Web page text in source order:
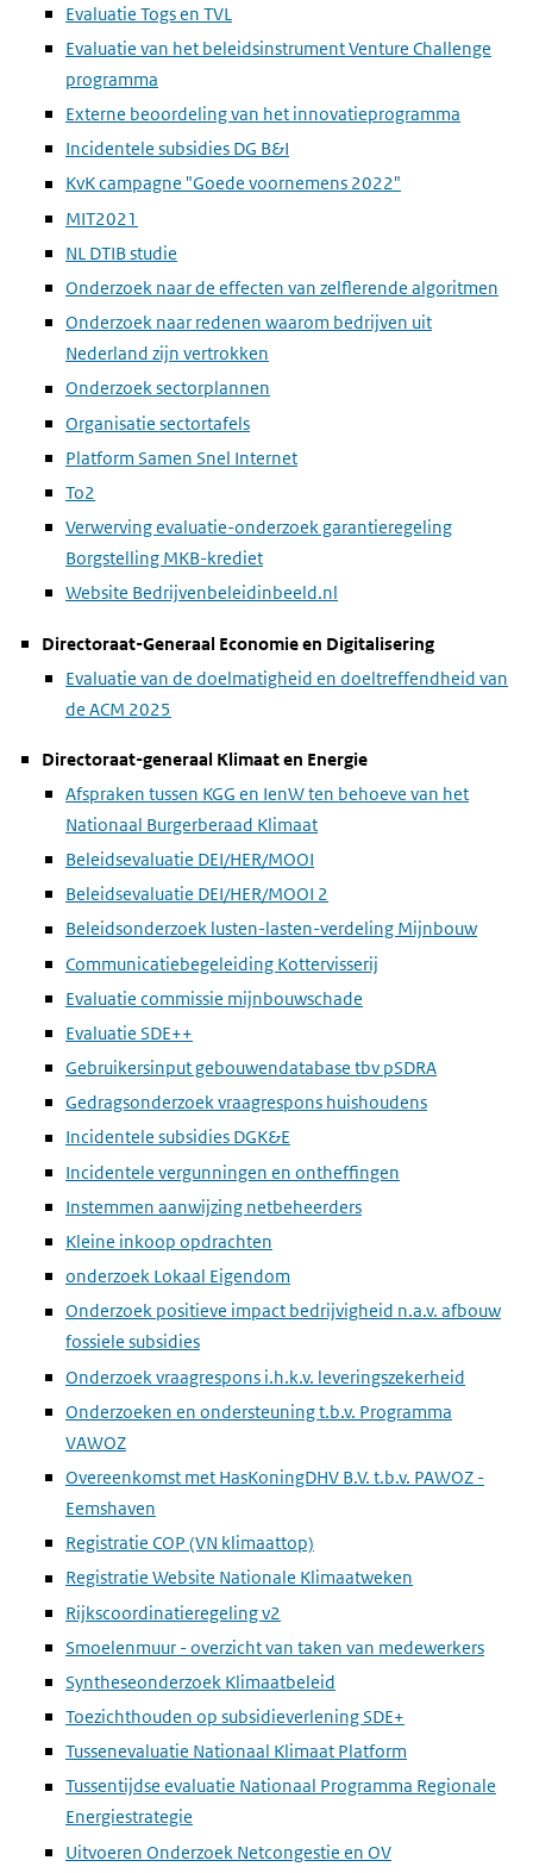
Evaluatie Togs en TVL
Evaluatie van het beleidsinstrument Venture Challenge
programma
Externe beoordeling van het innovatieprogramma
Incidentele subsidies DG B&I
KvK campagne "Goede voornemens 2022"
MIT2021
NL DTIB studie
Onderzoek naar de effecten van zelflerende algoritmen
Onderzoek naar redenen waarom bedrijven uit
Nederland zijn vertrokken
Onderzoek sectorplannen
Organisatie sectortafels
Platform Samen Snel Internet
To2
Verwerving evaluatie-onderzoek garantieregeling
Borgstelling MKB-krediet
Website Bedrijvenbeleidinbeeld.nl
Directoraat-Generaal Economie en Digitalisering
Evaluatie van de doelmatigheid en doeltreffendheid van
de ACM 2025
Directoraat-generaal Klimaat en Energie
Afspraken tussen KGG en IenW ten behoeve van het
Nationaal Burgerberaad Klimaat
Beleidsevaluatie DEI/HER/MOOI
Beleidsevaluatie DEI/HER/MOOI 2
Beleidsonderzoek lusten-lasten-verdeling Mijnbouw
Communicatiebegeleiding Kottervisserij
Evaluatie commissie mijnbouwschade
Evaluatie SDE++
Gebruikersinput gebouwendatabase tbv pSDRA
Gedragsonderzoek vraagrespons huishoudens
Incidentele subsidies DGK&E
Incidentele vergunningen en ontheffingen
Instemmen aanwijzing netbeheerders
Kleine inkoop opdrachten
onderzoek Lokaal Eigendom
Onderzoek positieve impact bedrijvigheid n.a.v. afbouw
fossiele subsidies
Onderzoek vraagrespons i.h.k.v. leveringszekerheid
Onderzoeken en ondersteuning t.b.v. Programma
VAWOZ
Overeenkomst met HasKoningDHV B.V. t.b.v. PAWOZ -
Eemshaven
Registratie COP (VN klimaattop)
Registratie Website Nationale Klimaatweken
Rijkscoordinatieregeling v2
Smoelenmuur - overzicht van taken van medewerkers
Syntheseonderzoek Klimaatbeleid
Toezichthouden op subsidieverlening SDE+
Tussenevaluatie Nationaal Klimaat Platform
Tussentijdse evaluatie Nationaal Programma Regionale
Energiestrategie
Uitvoeren Onderzoek Netcongestie en OV